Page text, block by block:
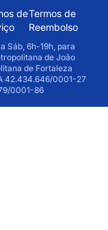
deTermos de
Reembolso
Sáb, 6h-19h, para
de João
de Fortaleza
42.434.646/0001-27
0001-86